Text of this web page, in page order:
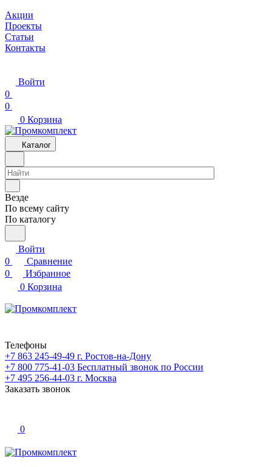
Акции
Проекты
Статьи
Контакты
Войти
0
0
0 Корзина
Каталог
Везде
По всему сайту
По каталогу
Войти
0
Сравнение
0
Избранное
0 Корзина
Телефоны
+7 863 245-49-49 г. Ростов-на-Дону
+7 800 775-41-03 Бесплатный звонок по России
+7 495 256-44-03 г. Москва
Заказать звонок
0